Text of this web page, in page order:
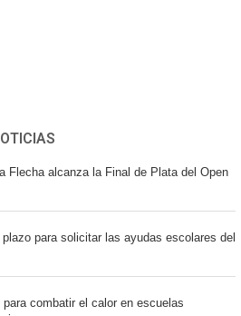
Flecha alcanza la Final de Plata del Open
para solicitar las ayudas escolares del
para combatir el calor en escuelas